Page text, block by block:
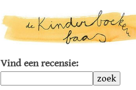
Vind een recensie:
zoek